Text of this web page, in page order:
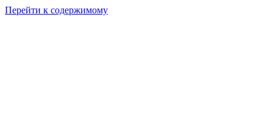
Перейти к содержимому